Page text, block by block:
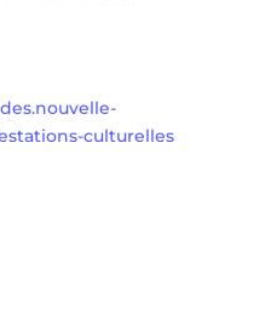
culturelles